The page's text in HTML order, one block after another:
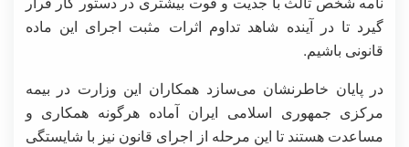
گیرد تا در آینده شاهد تداوم اثرات مثبت اجرای این ماده
قانونی باشیم.
در پایان خاطرنشان می‌سازد همکاران این وزارت در بیمه
مرکزی جمهوری اسلامی ایران آماده هرگونه همکاری و
مساعدت هستند تا این مرحله از اجرای قانون نیز با شایستگی